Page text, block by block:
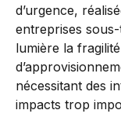
d’urgence,
entreprises
lumière la
nécessitant des
impacts trop